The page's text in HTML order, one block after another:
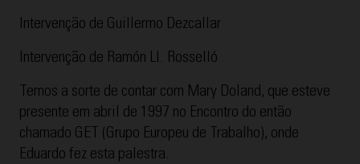
Intervenção de Guillermo Dezcallar
Intervenção de Ramón Ll. Rosselló
Temos a sorte de contar com Mary Doland, que esteve
presente em abril de 1997 no Encontro do então
chamado GET (Grupo Europeu de Trabalho), onde
Eduardo fez esta palestra.